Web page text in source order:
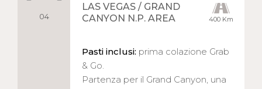
04 400 Km
LAS VEGAS / GRAND
CANYON N.P. AREA
Pasti inclusi: prima colazione Grab
& Go.
Partenza per il Grand Canyon, una